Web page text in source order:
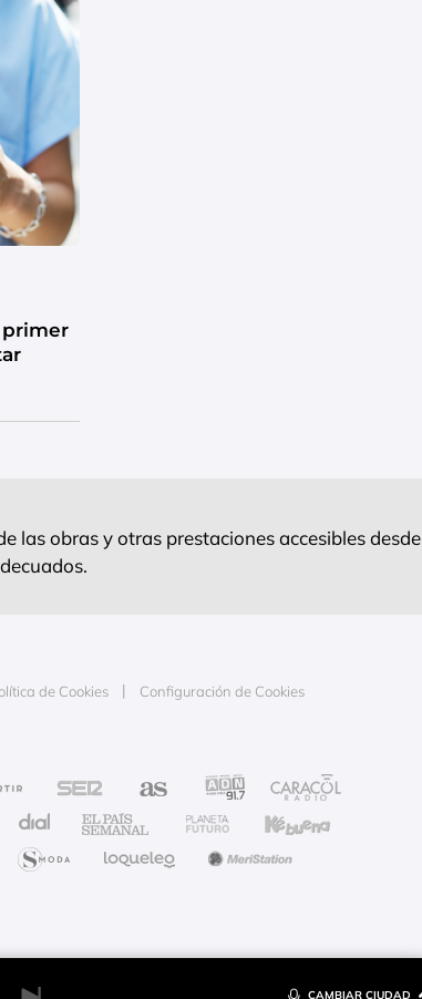
primer
las obras y otras prestaciones accesibles desde
de Cookies Configuración de Cookies
CAMBIAR CIUDAD